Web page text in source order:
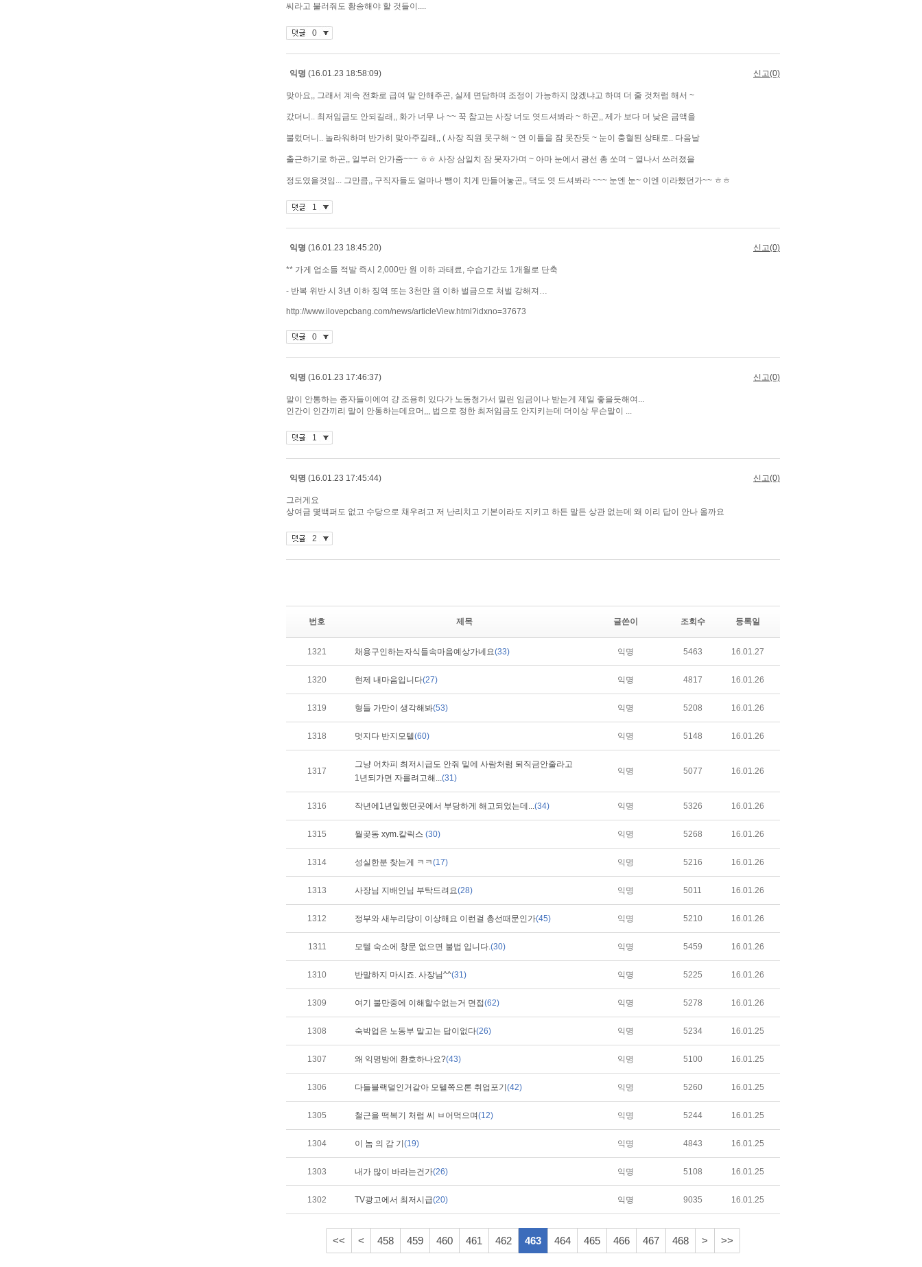
번호 제목 글쓴이 조회수 등록일
1321 채용구인하는자식들속마음예상가네요(33) 익명 5463 16.01.27
1320 현제 내마음입니다(27) 익명 4817 16.01.26
1319 형들 가만이 생각해봐(53) 익명 5208 16.01.26
1318 멋지다 반지모텔(60) 익명 5148 16.01.26
1317
그냥 어차피 최저시급도 안줘 밑에 사람처럼 퇴직금안줄라고
1년되가면 자를려고해...(31)
익명 5077 16.01.26
1316 작년에1년일했던곳에서 부당하게 해고되었는데...(34) 익명 5326 16.01.26
1315 월곶동 xym.칼릭스 (30) 익명 5268 16.01.26
1314 성실한분 찾는게 ㅋㅋ(17) 익명 5216 16.01.26
1313 사장님 지배인님 부탁드려요(28) 익명 5011 16.01.26
1312 정부와 새누리당이 이상해요 이런걸 총선때문인가(45) 익명 5210 16.01.26
1311 모텔 숙소에 창문 없으면 불법 입니다.(30) 익명 5459 16.01.26
1310 반말하지 마시죠. 사장님^^(31) 익명 5225 16.01.26
1309 여기 불만중에 이해할수없는거 면접(62) 익명 5278 16.01.26
1308 숙박업은 노동부 말고는 답이없다(26) 익명 5234 16.01.25
1307 왜 익명방에 환호하나요?(43) 익명 5100 16.01.25
1306 다들블랙덜인거같아 모텔쪽으론 취업포기 (42) 익명 5260 16.01.25
1305 철근을 떡복기 처럼 씨 ㅂ어먹으며(12) 익명 5244 16.01.25
1304 이 놈 의 감 기 (19) 익명 4843 16.01.25
1303 내가 많이 바라는건가(26) 익명 5108 16.01.25
1302 TV광고에서 최저시급(20) 익명 9035 16.01.25
<< < 458 459 460 461 462 463 464 465 466 467 468 > >>